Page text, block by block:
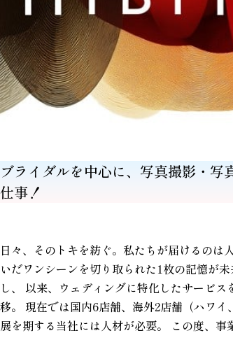
ブライダルを中心に、写真撮影・
仕事！
日々、そのトキを紡ぐ。私たちが届けるの
いだワンシーンを切り取られた1枚の記憶が未
し、 以来、ウェディングに特化したサービ
移。 現在では国内6店舗、海外2店舗（ハワ
展を期する当社には人材が必要。
この度、事